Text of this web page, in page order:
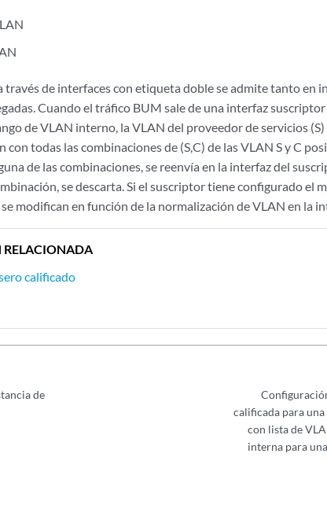
través de interfaces con etiqueta doble se admite tanto en
Cuando el tráfico BUM sale de una interfaz
de VLAN interno, la VLAN del proveedor de servicios
con todas las combinaciones de (S,C) de las VLAN S y C
de las combinaciones, se reenvía en la interfaz del
se descarta. Si el suscriptor tiene configurado el
modifican en función de la normalización de VLAN en la
calificado
de
calificada para
con lista de
interna para